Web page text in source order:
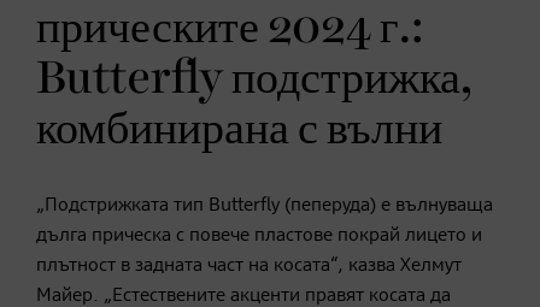
прическите 2024 г.:
Butterfly подстрижка,
комбинирана с вълни
„Подстрижката тип Butterfly (пеперуда) е вълнуваща
дълга прическа с повече пластове покрай лицето и
плътност в задната част на косата“, казва Хелмут
Майер. „Естествените акценти правят косата да